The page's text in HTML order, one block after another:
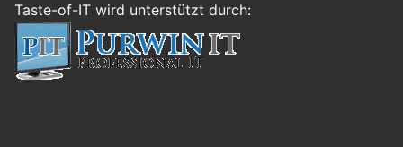
Taste-of-IT wird unterstützt durch: